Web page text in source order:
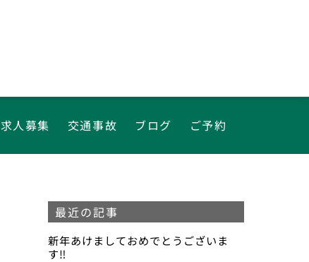
求人募集 交通事故 ブログ ご予約
最近の記事
新年あけましておめでとうございま
す‼